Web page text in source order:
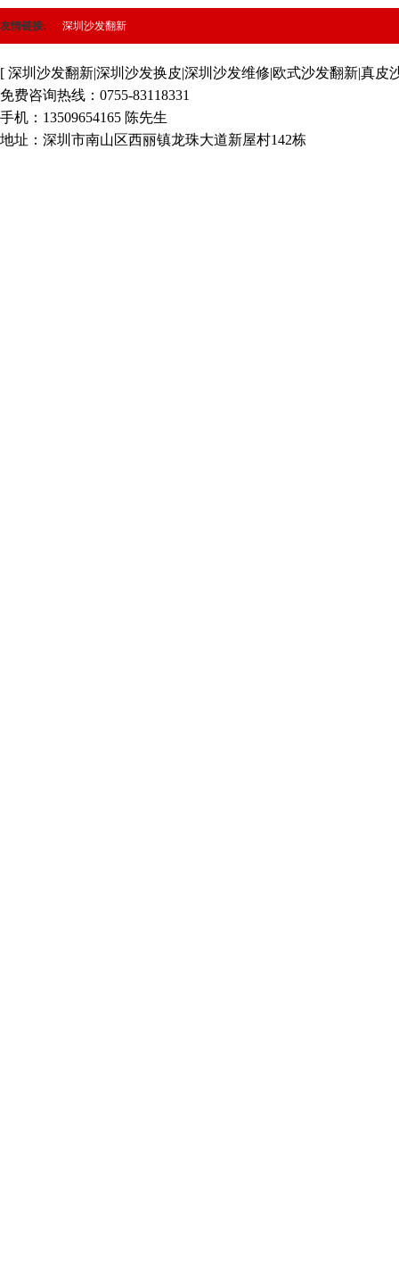
友情链接: 深圳沙发翻新
[ 深圳沙发翻新|深圳沙发换皮|深圳沙发维修|欧式沙发翻新|真
免费咨询热线：0755-83118331
手机：13509654165 陈先生
地址：深圳市南山区西丽镇龙珠大道新屋村142栋